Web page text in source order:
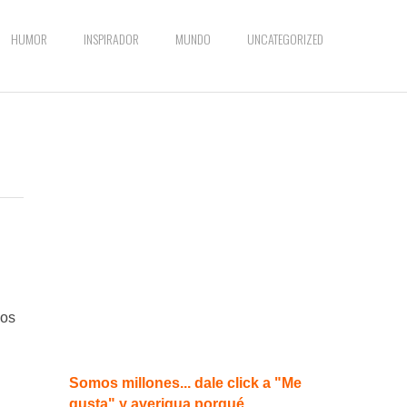
HUMOR INSPIRADOR MUNDO UNCATEGORIZED
Somos millones... dale click a "Me
gusta" y averigua porqué